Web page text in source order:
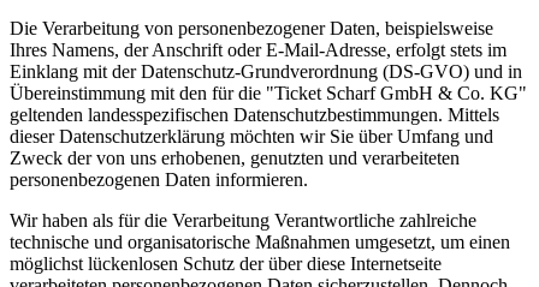
Die Verarbeitung von personenbezogener Daten, beispielsweise
Ihres Namens, der Anschrift oder E-Mail-Adresse, erfolgt stets im
Einklang mit der Datenschutz-Grundverordnung (DS-GVO) und in
Übereinstimmung mit den für die "Ticket Scharf GmbH & Co. KG"
geltenden landesspezifischen Datenschutzbestimmungen. Mittels
dieser Datenschutzerklärung möchten wir Sie über Umfang und
Zweck der von uns erhobenen, genutzten und verarbeiteten
personenbezogenen Daten informieren.
Wir haben als für die Verarbeitung Verantwortliche zahlreiche
technische und organisatorische Maßnahmen umgesetzt, um einen
möglichst lückenlosen Schutz der über diese Internetseite